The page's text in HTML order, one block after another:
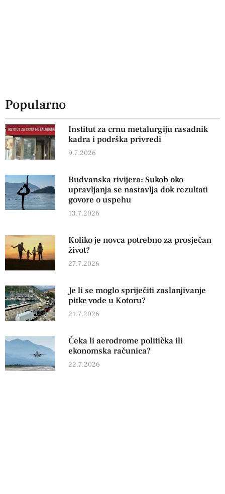
Popularno
Institut za crnu metalurgiju rasadnik
kadra i podrška privredi
9.7.2026
Budvanska rivijera: Sukob oko
upravljanja se nastavlja dok rezultati
govore o uspehu
13.7.2026
Koliko je novca potrebno za prosječan
život?
27.7.2026
Je li se moglo spriječiti zaslanjivanje
pitke vode u Kotoru?
21.7.2026
Čeka li aerodrome politička ili
ekonomska računica?
22.7.2026